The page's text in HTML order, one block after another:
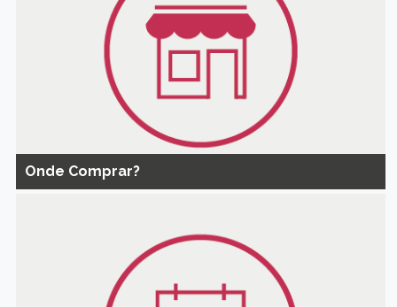
Onde Comprar?